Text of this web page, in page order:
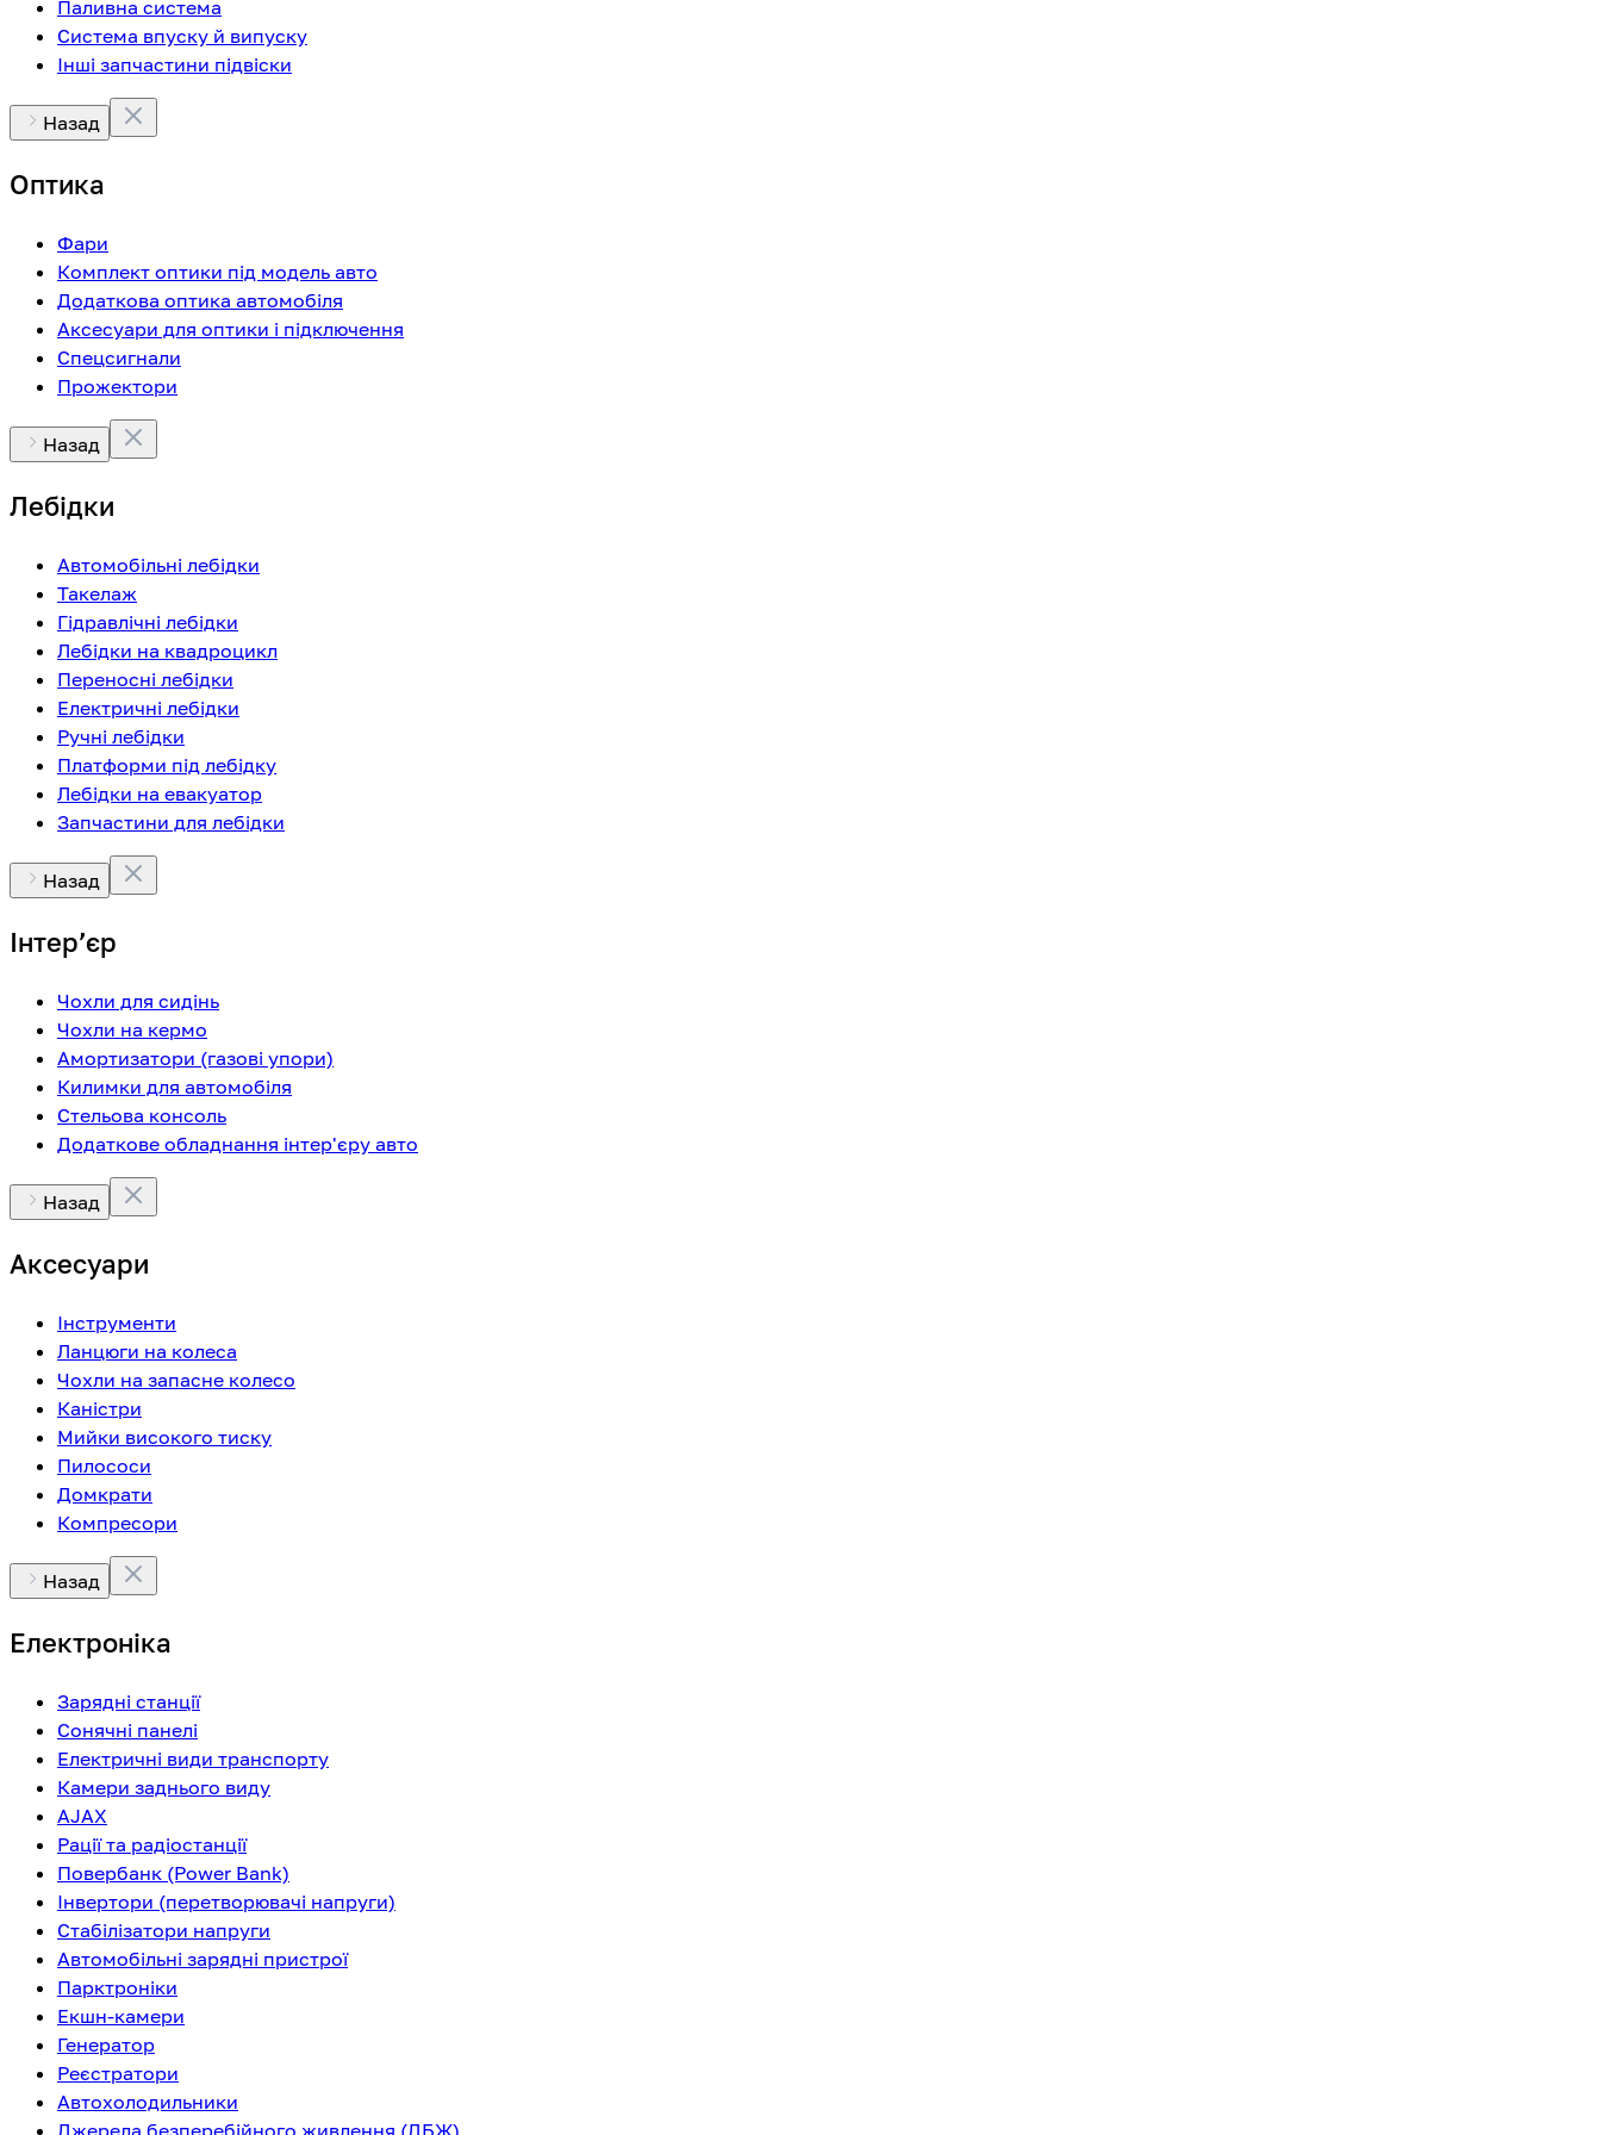
Паливна система
Система впуску й випуску
Інші запчастини підвіски
Назад
Оптика
Фари
Комплект оптики під модель авто
Додаткова оптика автомобіля
Аксесуари для оптики і підключення
Спецсигнали
Прожектори
Назад
Лебідки
Автомобільні лебідки
Такелаж
Гідравлічні лебідки
Лебідки на квадроцикл
Переносні лебідки
Електричні лебідки
Ручні лебідки
Платформи під лебідку
Лебідки на евакуатор
Запчастини для лебідки
Назад
Інтерʼєр
Чохли для сидінь
Чохли на кермо
Амортизатори (газові упори)
Килимки для автомобіля
Стельова консоль
Додаткове обладнання інтер'єру авто
Назад
Аксесуари
Інструменти
Ланцюги на колеса
Чохли на запасне колесо
Каністри
Мийки високого тиску
Пилососи
Домкрати
Компресори
Назад
Електроніка
Зарядні станції
Сонячні панелі
Електричні види транспорту
Камери заднього виду
AJAX
Рації та радіостанції
Повербанк (Power Bank)
Інвертори (перетворювачі напруги)
Стабілізатори напруги
Автомобільні зарядні пристрої
Парктроніки
Екшн-камери
Генератор
Реєстратори
Автохолодильники
Джерела безперебійного живлення (ДБЖ)